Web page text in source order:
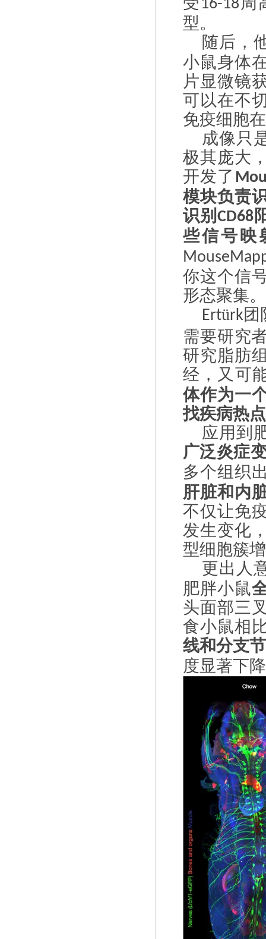
16-18
型。
随后，
小鼠身体
片显微镜
可以在不
免疫细胞
成像只
极其庞大
开发了
模块负责
识别 CD68
些信号映
你这个信
形态聚集。
Ertürk团
需要研究
研究脂肪
经，又可
体作为一
找疾病热点
应用到
广泛炎症
多个组织
肝脏和内
不仅让免
发生变化
型细胞簇
更出人
肥胖小鼠
头面部三
食小鼠相
线和分支
度显著下